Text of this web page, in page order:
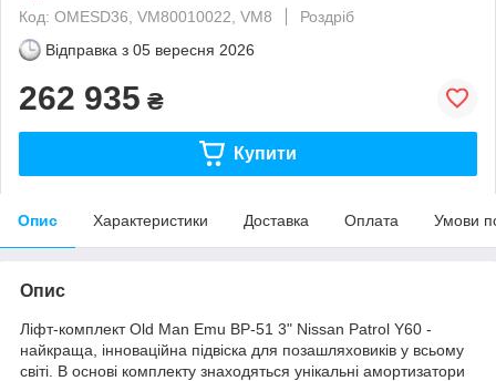
Код: OMESD36, VM80010022, VM8
Роздріб
Відправка з 05 вересня 2026
262 935 ₴
Купити
Опис Характеристики Доставка Оплата Умови
Опис
Ліфт-комплект Old Man Emu BP-51 3" Nissan Patrol Y60 -
найкраща, інноваційна підвіска для позашляховиків у всьому
світі. В основі комплекту знаходяться унікальні амортизатори